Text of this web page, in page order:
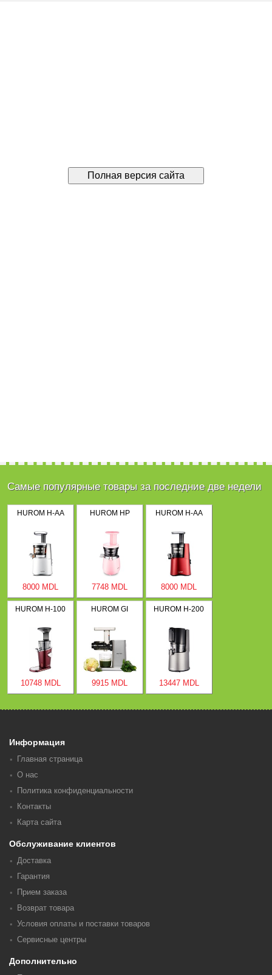
Самые популярные товары за последние две недели
HUROM H-AA
8000 MDL
HUROM HP
7748 MDL
HUROM H-AA
8000 MDL
HUROM H-100
10748 MDL
HUROM GI
9915 MDL
HUROM H-200
13447 MDL
Информация
Главная страница
О нас
Политика конфиденциальности
Контакты
Карта сайта
Обслуживание клиентов
Доставка
Гарантия
Прием заказа
Возврат товара
Условия оплаты и поставки товаров
Сервисные центры
Дополнительно